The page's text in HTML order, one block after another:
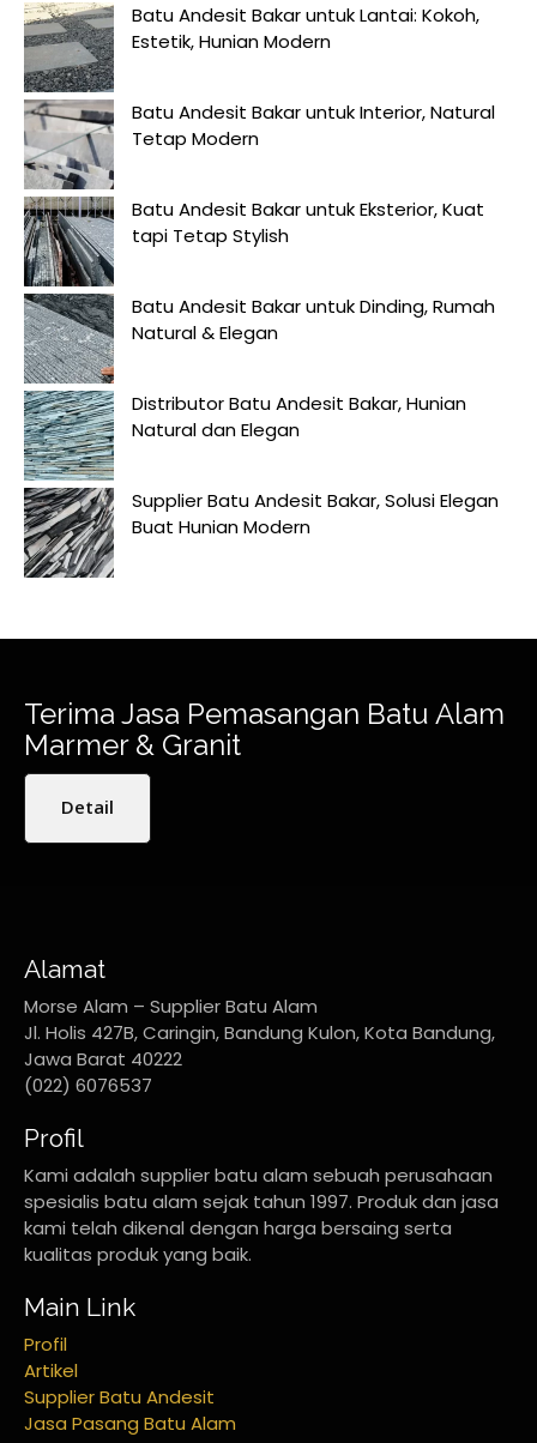
Batu Andesit Bakar untuk Lantai: Kokoh,
Estetik, Hunian Modern
Batu Andesit Bakar untuk Interior, Natural
Tetap Modern
Batu Andesit Bakar untuk Eksterior, Kuat
tapi Tetap Stylish
Batu Andesit Bakar untuk Dinding, Rumah
Natural & Elegan
Distributor Batu Andesit Bakar, Hunian
Natural dan Elegan
Supplier Batu Andesit Bakar, Solusi Elegan
Buat Hunian Modern
Terima Jasa Pemasangan Batu Alam
Marmer & Granit
Detail
Alamat
Morse Alam – Supplier Batu Alam
Jl. Holis 427B, Caringin, Bandung Kulon, Kota Bandung,
Jawa Barat 40222
(022) 6076537
Profil
Kami adalah supplier batu alam sebuah perusahaan
spesialis batu alam sejak tahun 1997. Produk dan jasa
kami telah dikenal dengan harga bersaing serta
kualitas produk yang baik.
Main Link
Profil
Artikel
Supplier Batu Andesit
Jasa Pasang Batu Alam